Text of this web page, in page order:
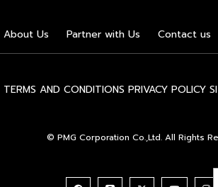
About Us Partner with Us Contact us
TERMS AND CONDITIONS PRIVACY POLICY
© PMG Corporation Co.,Ltd. All Rights